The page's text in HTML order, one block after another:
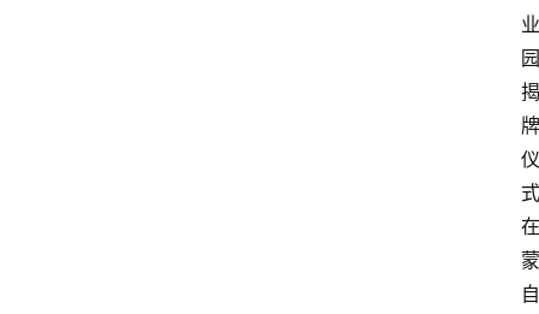
业
园
揭
牌
仪
式
在
蒙
自